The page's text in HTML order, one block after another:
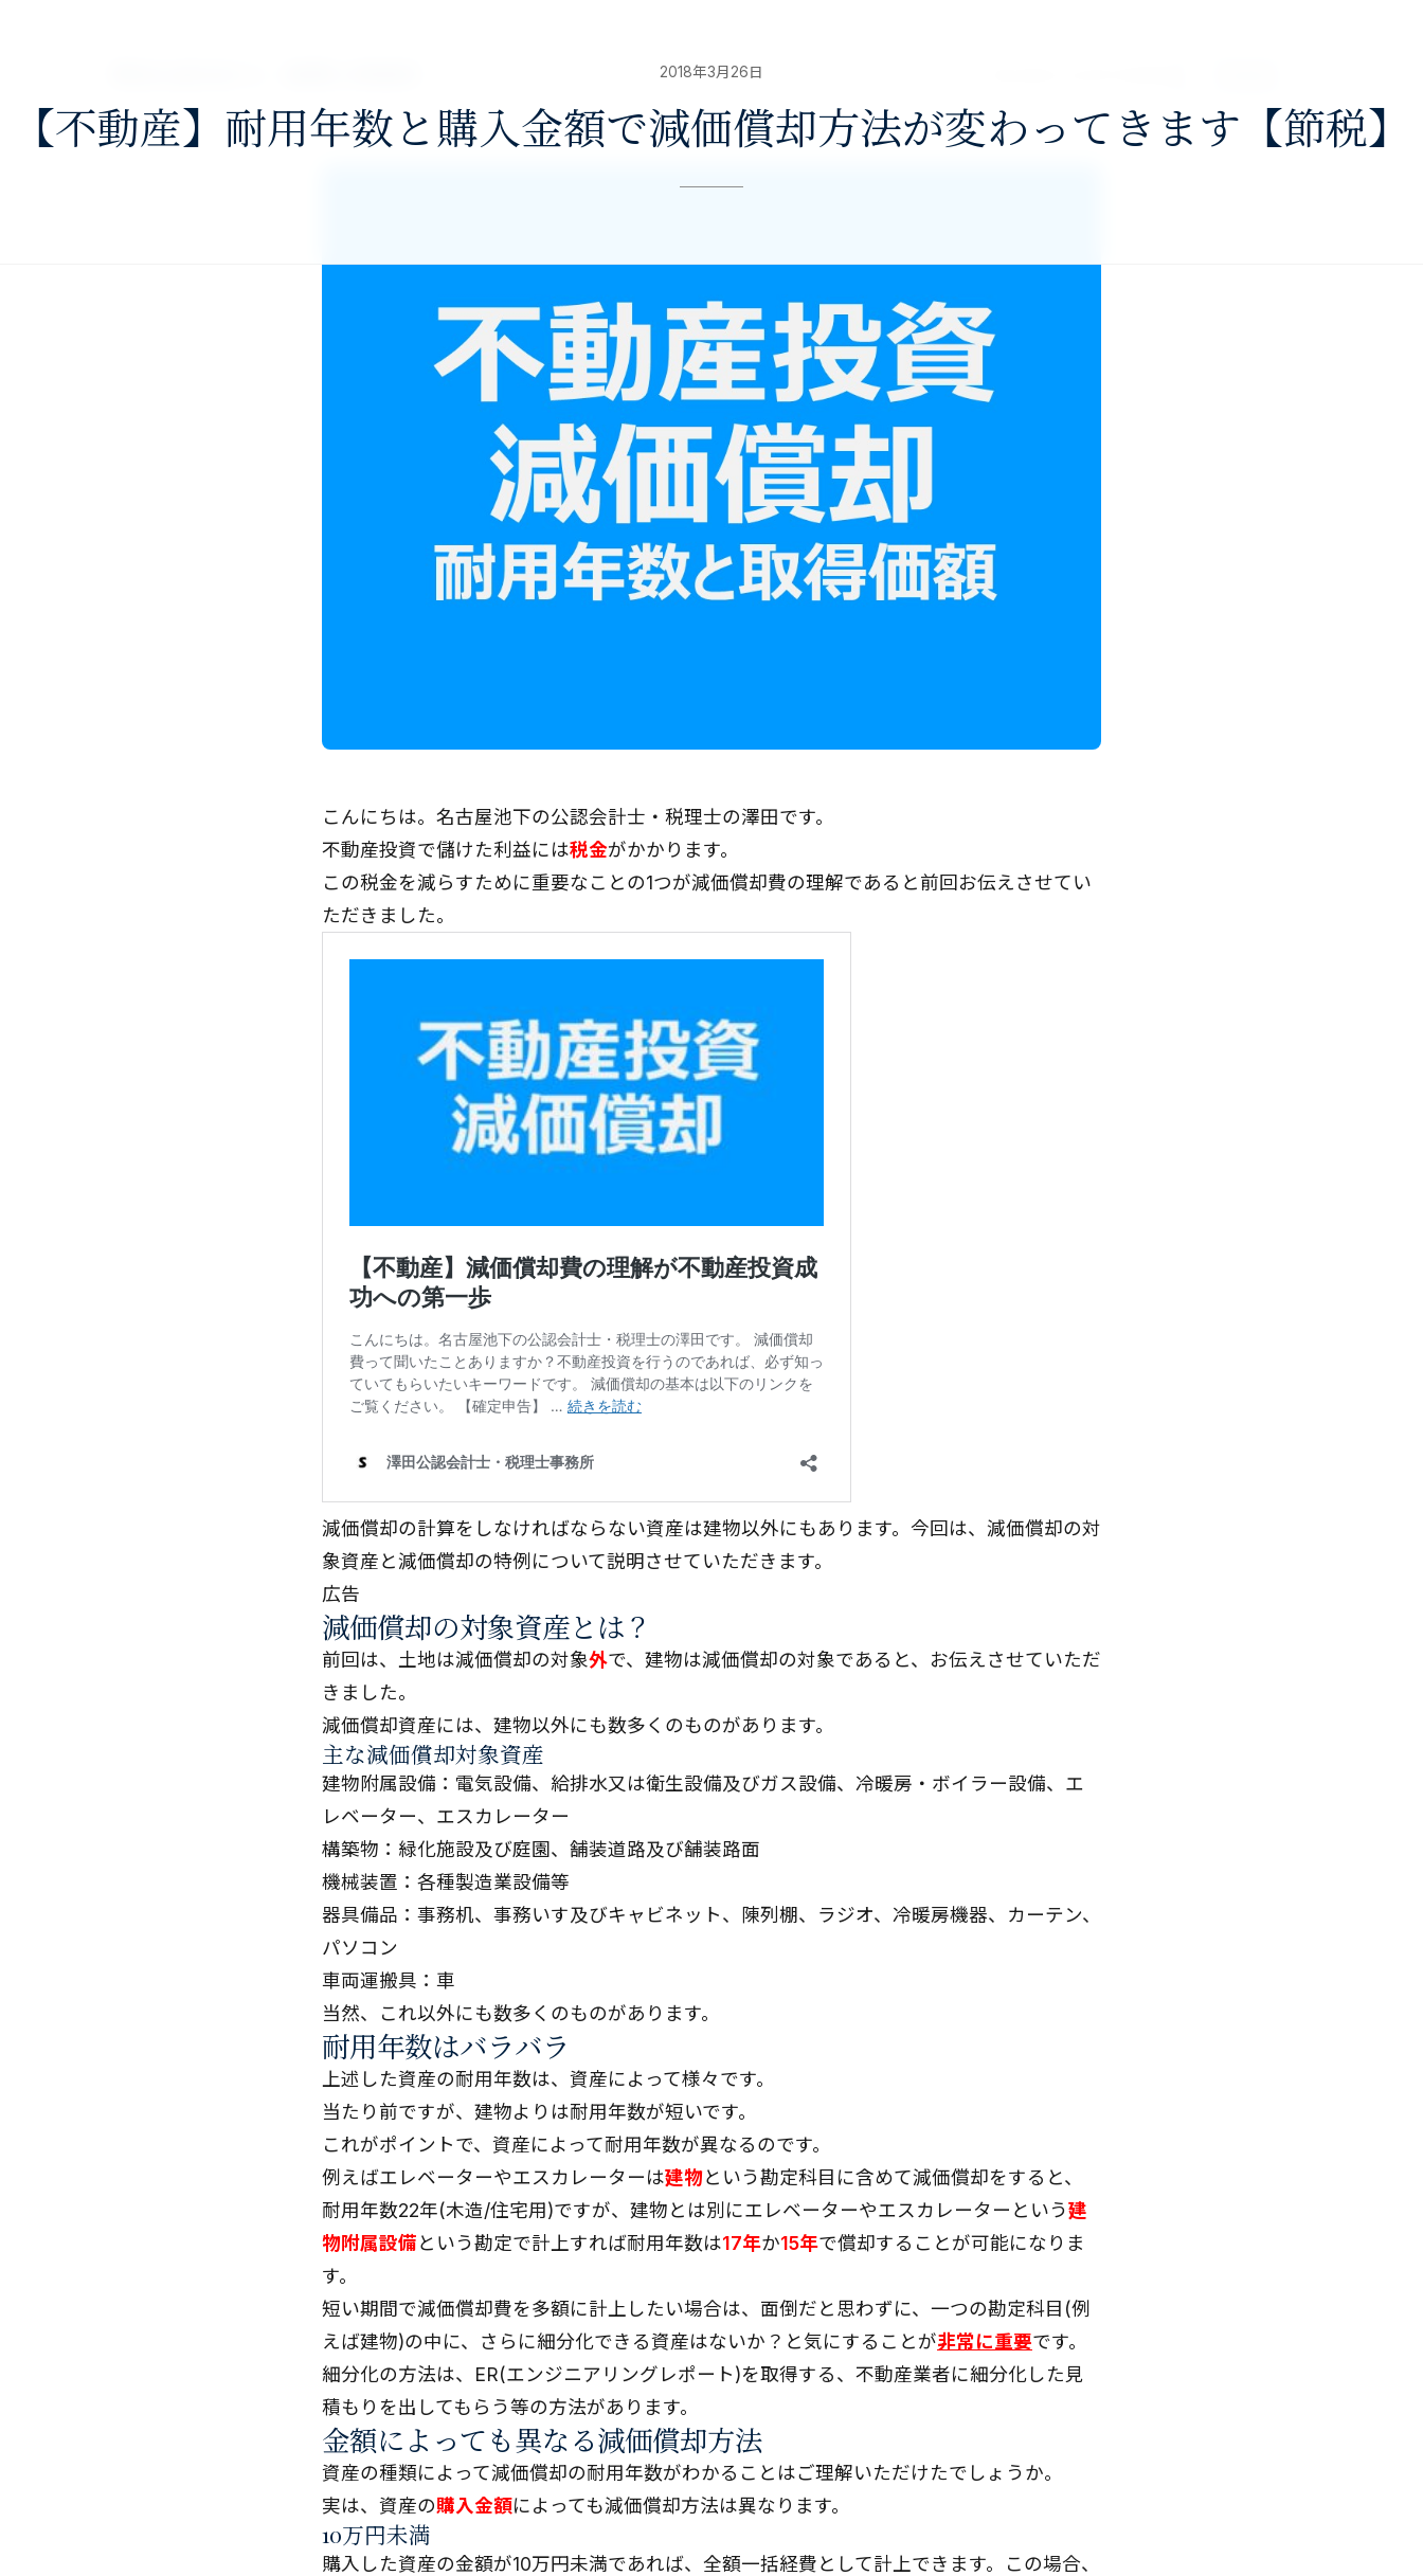
2018年3月26日
【不動産】耐用年数と購入金額で減価償却方法が変わってきます【節税】
こんにちは。名古屋池下の公認会計士・税理士の澤田です。
不動産投資で儲けた利益には税金がかかります。
この税金を減らすために重要なことの1つが減価償却費の理解であると前回お伝えさせてい
ただきました。
減価償却の計算をしなければならない資産は建物以外にもあります。今回は、減価償却の対
象資産と減価償却の特例について説明させていただきます。
広告
減価償却の対象資産とは？
前回は、土地は減価償却の対象外で、建物は減価償却の対象であると、お伝えさせていただ
きました。
減価償却資産には、建物以外にも数多くのものがあります。
主な減価償却対象資産
建物附属設備：電気設備、給排水又は衛生設備及びガス設備、冷暖房・ボイラー設備、エ
レベーター、エスカレーター
構築物：緑化施設及び庭園、舗装道路及び舗装路面
機械装置：各種製造業設備等
器具備品：事務机、事務いす及びキャビネット、陳列棚、ラジオ、冷暖房機器、カーテン、
パソコン
車両運搬具：車
当然、これ以外にも数多くのものがあります。
耐用年数はバラバラ
上述した資産の耐用年数は、資産によって様々です。
当たり前ですが、建物よりは耐用年数が短いです。
これがポイントで、資産によって耐用年数が異なるのです。
例えばエレベーターやエスカレーターは建物という勘定科目に含めて減価償却をすると、
耐用年数22年(木造/住宅用)ですが、建物とは別にエレベーターやエスカレーターという建
物附属設備という勘定で計上すれば耐用年数は17年か15年で償却することが可能になりま
す。
短い期間で減価償却費を多額に計上したい場合は、面倒だと思わずに、一つの勘定科目(例
えば建物)の中に、さらに細分化できる資産はないか？と気にすることが非常に重要です。
細分化の方法は、ER(エンジニアリングレポート)を取得する、不動産業者に細分化した見
積もりを出してもらう等の方法があります。
金額によっても異なる減価償却方法
資産の種類によって減価償却の耐用年数がわかることはご理解いただけたでしょうか。
実は、資産の購入金額によっても減価償却方法は異なります。
10万円未満
購入した資産の金額が10万円未満であれば、全額一括経費として計上できます。この場合、